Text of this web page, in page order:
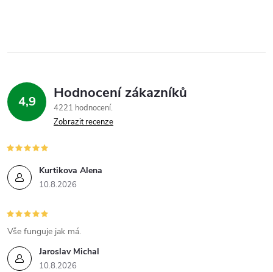
4,9 Hodnocení zákazníků
4221 hodnocení
Zobrazit recenze
Kurtikova Alena
10.8.2026
Jaroslav Michal
10.8.2026
Vše funguje jak má.